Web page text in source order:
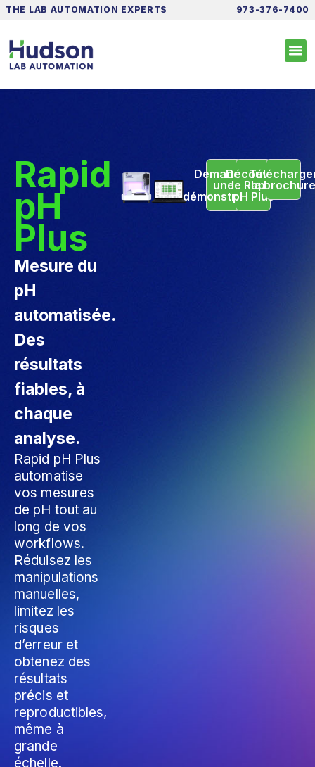
THE LAB AUTOMATION EXPERTS 973-376-7400
Rapid
pH
Plus
Mesure du
pH
automatisée.
Des
résultats
fiables, à
chaque
analyse.
Rapid pH Plus
automatise
vos mesures
de pH tout au
long de vos
workflows.
Réduisez les
manipulations
manuelles,
limitez les
risques
d’erreur et
obtenez des
résultats
précis et
reproductibles,
même à
grande
échelle.
Demander
une
démonstration
Découvrir
le Rapid
pH Plus
la brochure